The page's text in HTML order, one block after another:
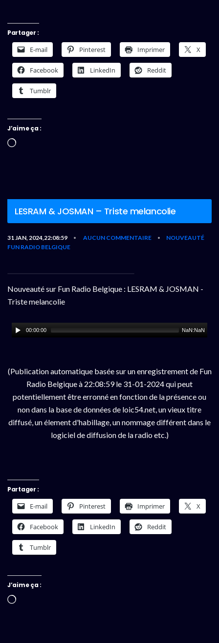
Partager :
E-mail Pinterest Imprimer X
Facebook LinkedIn Reddit
Tumblr
J’aime ça :
Chargement…
LESRAM & JOSMAN – Triste melancolie
31 JAN, 2024,22:08:59 • AUCUN COMMENTAIRE •
NOUVEAUTÉ
FUN RADIO BELGIQUE
Nouveauté sur Fun Radio Belgique : LESRAM & JOSMAN -
Triste melancolie
00:00:00 NaN:NaN
(Publication automatique basée sur un enregistrement de Fun
Radio Belgique à 22:08:59 le 31-01-2024 qui peut
potentiellement être erronné en fonction de la présence ou
non dans la base de données de loic54.net, un vieux titre
diffusé, un élement d'habillage, un nommage différent dans le
logiciel de diffusion de la radio etc.)
Partager :
E-mail Pinterest Imprimer X
Facebook LinkedIn Reddit
Tumblr
J’aime ça :
Chargement…